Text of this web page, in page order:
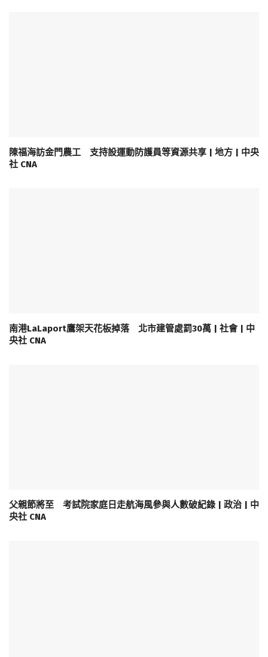
陳福海訪金門農工 支持設運動防護員等資源共享 | 地方 | 中央
社 CNA
南港LaLaport鷹架天花板掉落 北市建管處罰30萬 | 社會 | 中
央社 CNA
父親節將至 考試院家庭日走航海風參與人數破紀錄 | 政治 | 中
央社 CNA